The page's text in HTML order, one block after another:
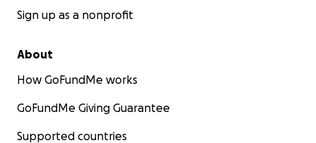
Sign up as a nonprofit
About
How GoFundMe works
GoFundMe Giving Guarantee
Supported countries